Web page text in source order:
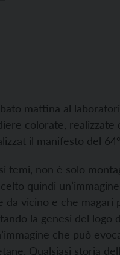
mattina al
colorate, realizzate
il manifesto del
temi, non è solo
quindi
da vicino e che
la genesi del
che può
Qualsiasi storia